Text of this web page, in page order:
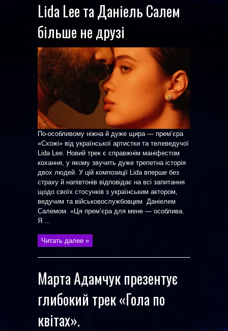
Lida Lee та Даніель Салем
більше не друзі
По-особливому ніжна й дуже щира — прем’єра
«Схожі» від української артистки та телеведучої
Lida Lee. Новий трек є справжнім маніфестом
кохання, у якому звучить дуже трепетна історія
двох людей. У цій композиції Lida вперше без
страху й напівтонів відповідає на всі запитання
щодо своїх стосунків з українським актором,
ведучим та військовослужбовцем Даніелем
Салемом. «Ця прем’єра для мене — особлива.
Я ...
Читать далее »
Марта Адамчук презентує
глибокий трек «Гола по
квітах».